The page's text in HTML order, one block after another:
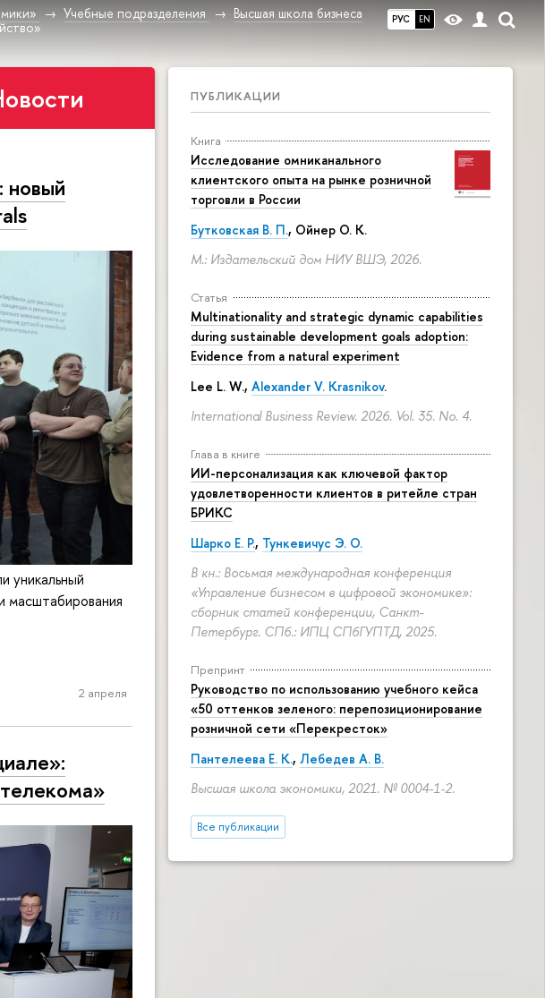
РУС EN
Учебные подразделения
Высшая школа бизнеса
ПУБЛИКАЦИИ
Книга
Исследование омниканального
клиентского опыта на рынке розничной
торговли в России
Бутковская В. П., Ойнер О. К.
М.: Издательский дом НИУ ВШЭ, 2026.
Статья
Multinationality and strategic dynamic capabilities
during sustainable development goals adoption:
Evidence from a natural experiment
Lee L. W., Alexander V. Krasnikov.
International Business Review. 2026. Vol. 35. No. 4.
Глава в книге
ИИ-персонализация как ключевой фактор
удовлетворенности клиентов в ритейле стран
БРИКС
Шарко Е. Р., Тункевичус Э. О.
В кн.: Восьмая международная конференция
«Управление бизнесом в цифровой экономике»:
сборник статей конференции, Санкт-
Петербург. СПб.: ИПЦ СПбГУПТД, 2025.
Препринт
Руководство по использованию учебного кейса
«50 оттенков зеленого: перепозиционирование
розничной сети «Перекресток»
Пантелеева Е. К., Лебедев А. В.
Высшая школа экономики, 2021. № 0004-1-2.
Все публикации
уникальный
масштабирования
2 апреля